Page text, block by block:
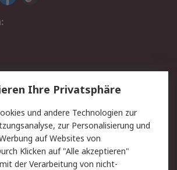
Lieferlösungen
Kontakt
Privatkunden
Ihre Privatsphäre
und andere Technologien zur
zur Personalisierung und
auf Websites von
Klicken auf "Alle akzeptieren"
der Verarbeitung von nicht-